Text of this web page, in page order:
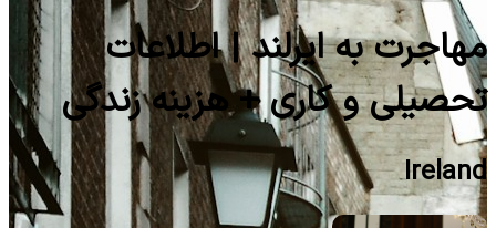
به ایرلند | اطلاعات
و کاری + هزینه زندگی